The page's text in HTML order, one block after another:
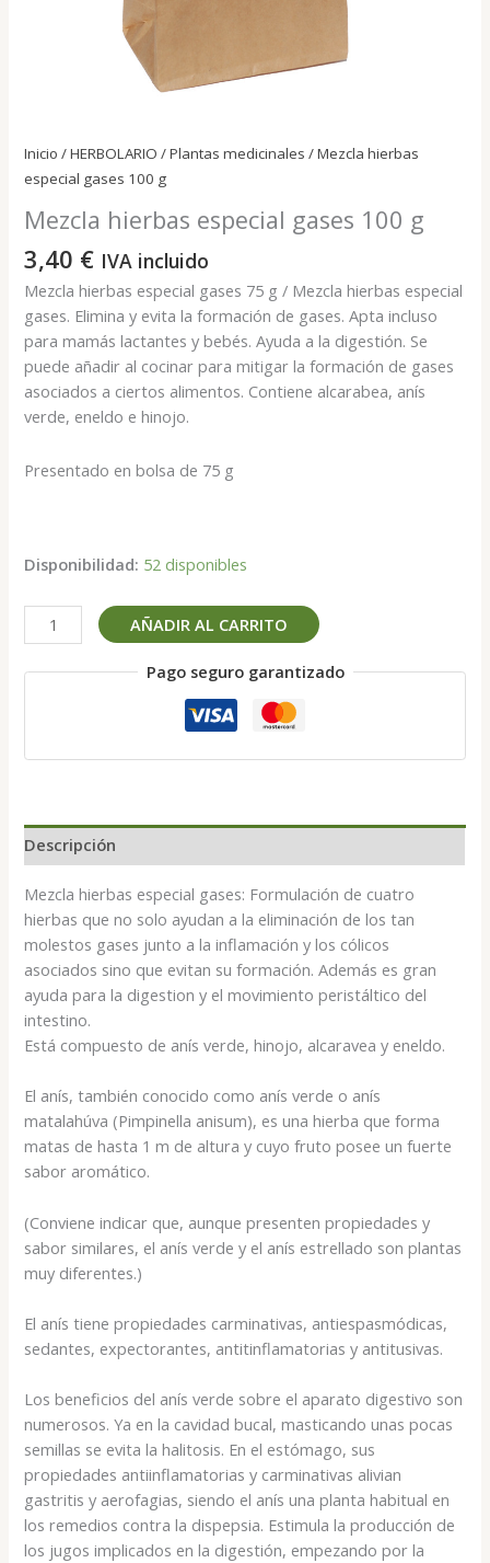
Inicio /HERBOLARIO /Plantas medicinales / Mezcla hierbas
especial gases 100 g
Mezcla hierbas especial gases 100 g
3,40 € IVA incluido
Mezcla hierbas especial gases 75 g / Mezcla hierbas especial
gases. Elimina y evita la formación de gases. Apta incluso
para mamás lactantes y bebés. Ayuda a la digestión. Se
puede añadir al cocinar para mitigar la formación de gases
asociados a ciertos alimentos. Contiene alcarabea, anís
verde, eneldo e hinojo.
Presentado en bolsa de 75 g
Disponibilidad: 52 disponibles
Mezcla
hierbas
especial
cantidad
AÑADIR AL CARRITO
Pago seguro garantizado
Descripción
Mezcla hierbas especial gases: Formulación de cuatro
hierbas que no solo ayudan a la eliminación de los tan
molestos gases junto a la inflamación y los cólicos
asociados sino que evitan su formación. Además es gran
ayuda para la digestion y el movimiento peristáltico del
intestino.
Está compuesto de anís verde, hinojo, alcaravea y eneldo.
El anís, también conocido como anís verde o anís
matalahúva (Pimpinella anisum), es una hierba que forma
matas de hasta 1 m de altura y cuyo fruto posee un fuerte
sabor aromático.
(Conviene indicar que, aunque presenten propiedades y
sabor similares, el anís verde y el anís estrellado son plantas
muy diferentes.)
El anís tiene propiedades carminativas, antiespasmódicas,
sedantes, expectorantes, antitinflamatorias y antitusivas.
Los beneficios del anís verde sobre el aparato digestivo son
numerosos. Ya en la cavidad bucal, masticando unas pocas
semillas se evita la halitosis. En el estómago, sus
propiedades antiinflamatorias y carminativas alivian
gastritis y aerofagias, siendo el anís una planta habitual en
los remedios contra la dispepsia. Estimula la producción de
los jugos implicados en la digestión, empezando por la